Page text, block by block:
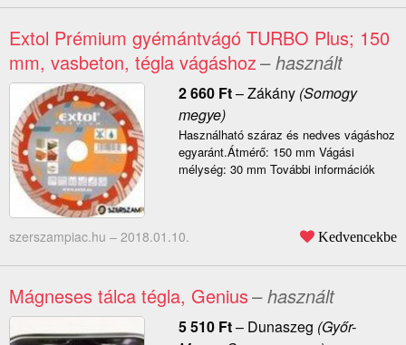
Extol Prémium gyémántvágó TURBO Plus; 150
mm, vasbeton, tégla vágáshoz– használt
2 660 Ft–Zákány(Somogy
megye)
Használható száraz és nedves vágáshoz
egyaránt.Átmérő: 150 mm Vágási
mélység: 30 mm További információk
szerszampiac.hu – 2018.01.10. Kedvencekbe
Mágneses tálca tégla, Genius– használt
5 510 Ft– Dunaszeg (Győr-